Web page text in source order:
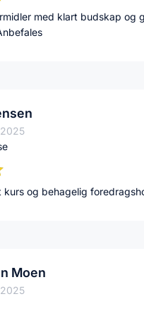
med klart budskap og
og behagelig
Moen